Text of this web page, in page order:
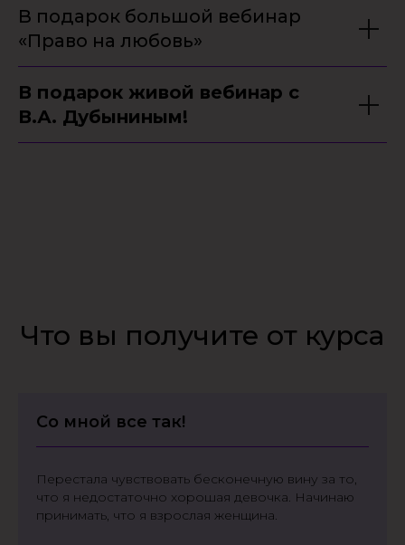
В подарок большой вебинар
«Право на любовь»
В подарок живой вебинар с
В.А. Дубыниным!
Что вы получите от курса
Со мной все так!
Перестала чувствовать бесконечную вину за то,
что я недостаточно хорошая девочка. Начинаю
принимать, что я взрослая женщина.